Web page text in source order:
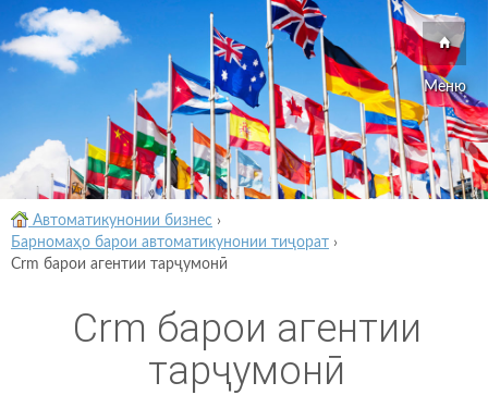
Меню
Автоматикунонии бизнес ›
Барномаҳо барои автоматикунонии тиҷорат ›
Crm барои агентии тарҷумонӣ
Crm барои агентии
тарҷумонӣ